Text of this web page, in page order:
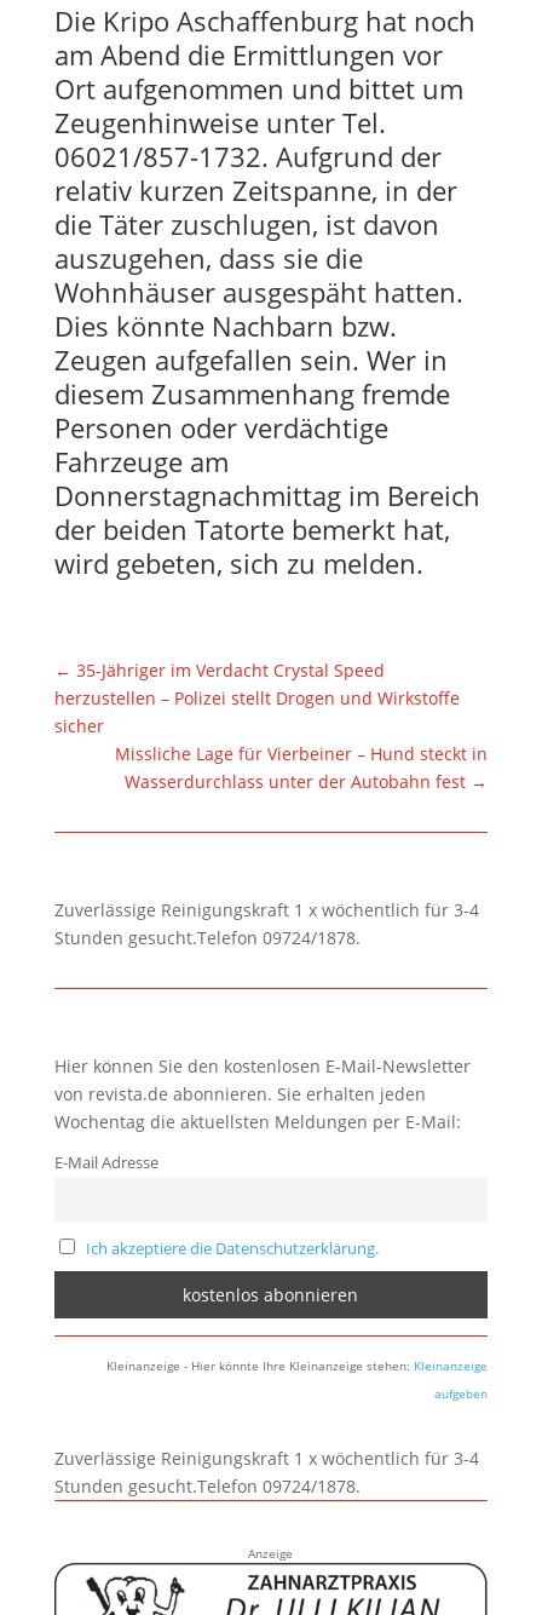
Die Kripo Aschaffenburg hat noch
am Abend die Ermittlungen vor
Ort aufgenommen und bittet um
Zeugenhinweise unter Tel.
06021/857-1732. Aufgrund der
relativ kurzen Zeitspanne, in der
die Täter zuschlugen, ist davon
auszugehen, dass sie die
Wohnhäuser ausgespäht hatten.
Dies könnte Nachbarn bzw.
Zeugen aufgefallen sein. Wer in
diesem Zusammenhang fremde
Personen oder verdächtige
Fahrzeuge am
Donnerstagnachmittag im Bereich
der beiden Tatorte bemerkt hat,
wird gebeten, sich zu melden.
← 35-Jähriger im Verdacht Crystal Speed
herzustellen – Polizei stellt Drogen und Wirkstoffe
sicher
Missliche Lage für Vierbeiner – Hund steckt in
Wasserdurchlass unter der Autobahn fest →
Zuverlässige Reinigungskraft 1 x wöchentlich für 3-4
Stunden gesucht.Telefon 09724/1878.
Hier können Sie den kostenlosen E-Mail-Newsletter
von revista.de abonnieren. Sie erhalten jeden
Wochentag die aktuellsten Meldungen per E-Mail:
E-Mail Adresse
Ich akzeptiere die Datenschutzerklärung.
Kleinanzeige - Hier könnte Ihre Kleinanzeige stehen: Kleinanzeige
aufgeben
Zuverlässige Reinigungskraft 1 x wöchentlich für 3-4
Stunden gesucht.Telefon 09724/1878.
Anzeige